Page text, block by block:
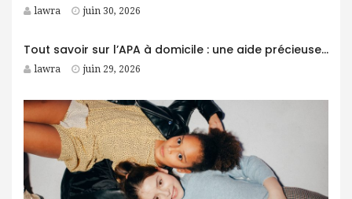
lawra juin 30, 2026
Tout savoir sur l’APA à domicile : une aide précieuse pour les personnes âgées
lawra juin 29, 2026